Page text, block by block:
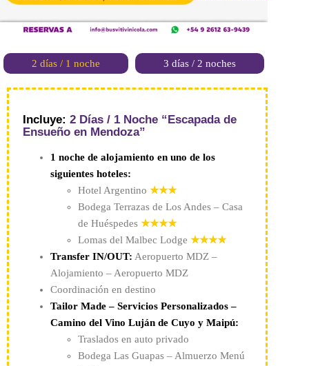
2 días / 1 noche 3 días / 2 noches
Incluye: 2 Días / 1 Noche “Escapada de
Ensueño en Mendoza”
1 noche de alojamiento en uno de los
siguientes hoteles:
Hotel Argentino ★★★
Bodega Terrazas de Los Andes – Casa
de Huéspedes ★★★★
Lomas del Malbec Lodge ★★★★
Transfer IN/OUT: Aeropuerto MDZ –
Alojamiento – Aeropuerto MDZ
Coordinación en destino
Tailor Made – Servicios Personalizados –
Camino del Vino Luján de Cuyo y Maipú:
Traslados en auto privado
Bodega Las Guapas – Almuerzo Menú